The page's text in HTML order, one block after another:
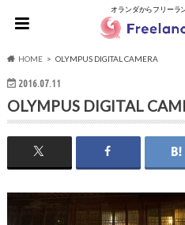
オランダからフリーラ
HOME OLYMPUS DIGITAL CAMERA
2016.07.11
OLYMPUS DIGITAL